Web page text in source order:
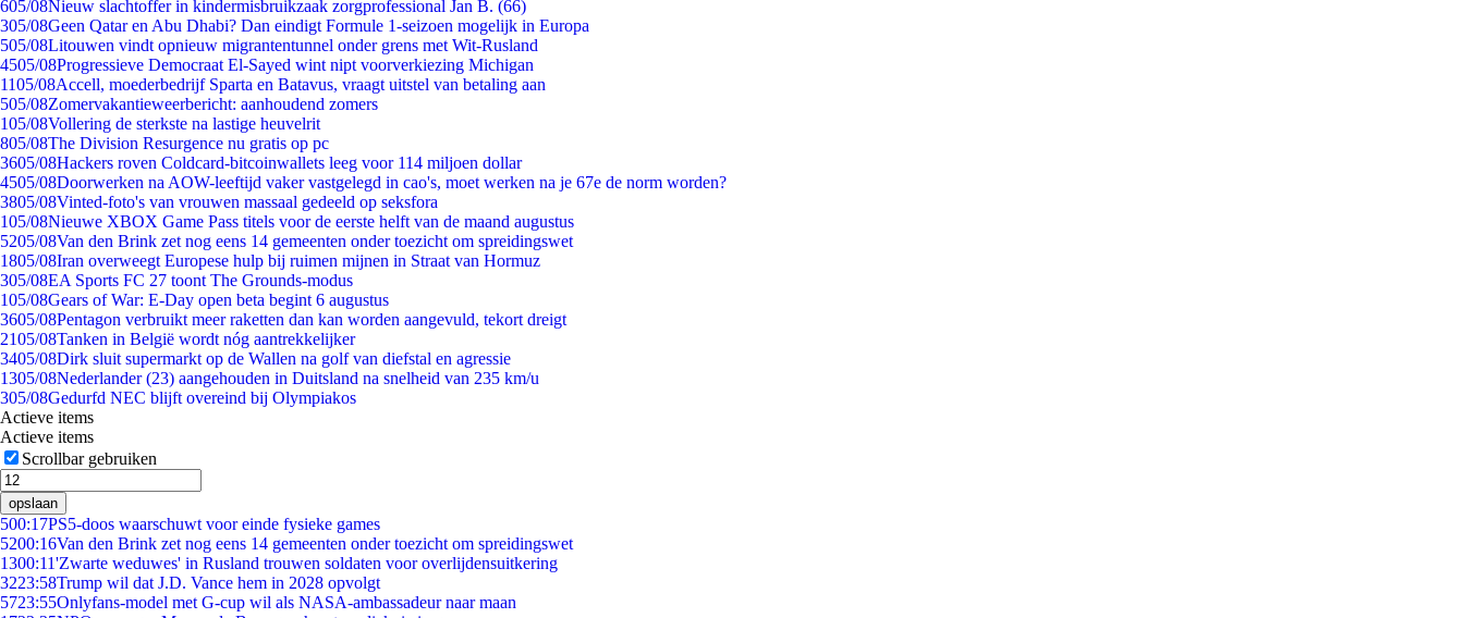
605/08Nieuw slachtoffer in kindermisbruikzaak zorgprofessional Jan B. (66)
305/08Geen Qatar en Abu Dhabi? Dan eindigt Formule 1-seizoen mogelijk in Europa
505/08Litouwen vindt opnieuw migrantentunnel onder grens met Wit-Rusland
4505/08Progressieve Democraat El-Sayed wint nipt voorverkiezing Michigan
1105/08Accell, moederbedrijf Sparta en Batavus, vraagt uitstel van betaling aan
505/08Zomervakantieweerbericht: aanhoudend zomers
105/08Vollering de sterkste na lastige heuvelrit
805/08The Division Resurgence nu gratis op pc
3605/08Hackers roven Coldcard-bitcoinwallets leeg voor 114 miljoen dollar
4505/08Doorwerken na AOW-leeftijd vaker vastgelegd in cao's, moet werken na je 67e de norm worden?
3805/08Vinted-foto's van vrouwen massaal gedeeld op seksfora
105/08Nieuwe XBOX Game Pass titels voor de eerste helft van de maand augustus
5205/08Van den Brink zet nog eens 14 gemeenten onder toezicht om spreidingswet
1805/08Iran overweegt Europese hulp bij ruimen mijnen in Straat van Hormuz
305/08EA Sports FC 27 toont The Grounds-modus
105/08Gears of War: E-Day open beta begint 6 augustus
3605/08Pentagon verbruikt meer raketten dan kan worden aangevuld, tekort dreigt
2105/08Tanken in België wordt nóg aantrekkelijker
3405/08Dirk sluit supermarkt op de Wallen na golf van diefstal en agressie
1305/08Nederlander (23) aangehouden in Duitsland na snelheid van 235 km/u
305/08Gedurfd NEC blijft overeind bij Olympiakos
Actieve items
Actieve items
Scrollbar gebruiken
opslaan
500:17PS5-doos waarschuwt voor einde fysieke games
5200:16Van den Brink zet nog eens 14 gemeenten onder toezicht om spreidingswet
1300:11'Zwarte weduwes' in Rusland trouwen soldaten voor overlijdensuitkering
3223:58Trump wil dat J.D. Vance hem in 2028 opvolgt
5723:55Onlyfans-model met G-cup wil als NASA-ambassadeur naar maan